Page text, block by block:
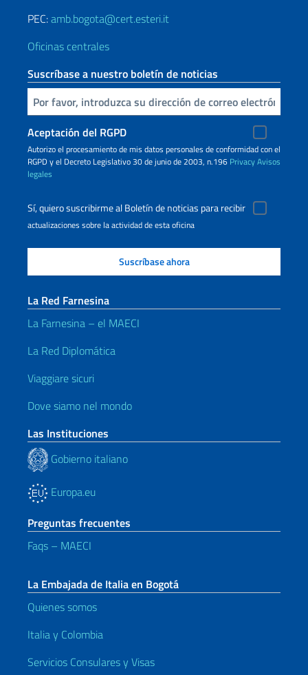
PEC:amb.bogota@cert.esteri.it
Oficinas centrales
Suscríbase a nuestro boletín de noticias
Inserta tu correo electronico
Aceptación del RGPD
Autorizo ​​el procesamiento de mis datos personales de conformidad con el
RGPD y el Decreto Legislativo 30 de junio de 2003, n.196 PrivacyAvisos
legales
Sí, quiero suscribirme al Boletín de noticias para recibir
actualizaciones sobre la actividad de esta oficina
La Red Farnesina
La Farnesina – el MAECI
La Red Diplomática
Viaggiare sicuri
Dove siamo nel mondo
Las Instituciones
Gobierno italiano
Europa.eu
Preguntas frecuentes
Faqs – MAECI
La Embajada de Italia en Bogotá
Quienes somos
Italia y Colombia
Servicios Consulares y Visas